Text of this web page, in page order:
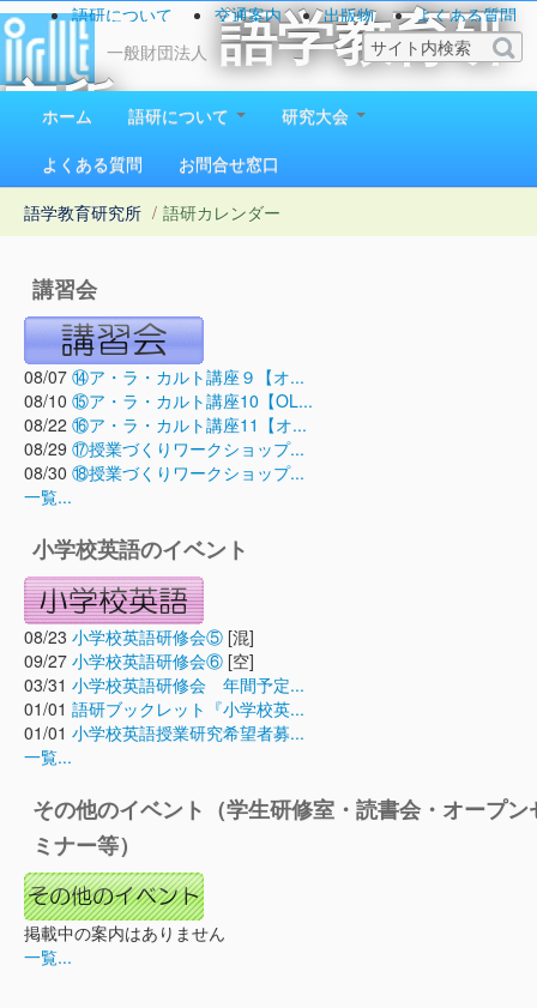
一般財団法人
語学教育研
究所
1923（大正12）年創立
語研について 交通案内 出版物
よくある質問
お問い合わせ
ホーム 語研について
研究大会
よくある質問
お問合せ窓口
語学教育研究所 / 語研カレンダー
講習会
08/07 ⑭ア・ラ・カルト講座９【オ...
08/10 ⑮ア・ラ・カルト講座10【OL...
08/22 ⑯ア・ラ・カルト講座11【オ...
08/29 ⑰授業づくりワークショップ...
08/30 ⑱授業づくりワークショップ...
一覧...
小学校英語のイベント
08/23 小学校英語研修会⑤ [混]
09/27 小学校英語研修会⑥ [空]
03/31 小学校英語研修会 年間予定...
01/01 語研ブックレット『小学校英...
01/01 小学校英語授業研究希望者募...
一覧...
その他のイベント（学生研修室・読書会・オープン
ミナー等）
掲載中の案内はありません
一覧...